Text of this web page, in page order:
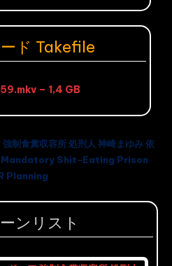
ド Takefile
– 1,4 GB
制食糞収容所 処刑人 神崎まゆみ 依
Mandatory Shit-Eating Prison
Planning
ンリスト